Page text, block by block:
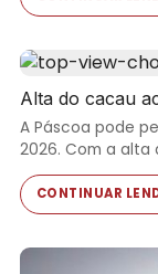
Alta do cacau
A Páscoa pode
2026. Com a alta
CONTINUAR